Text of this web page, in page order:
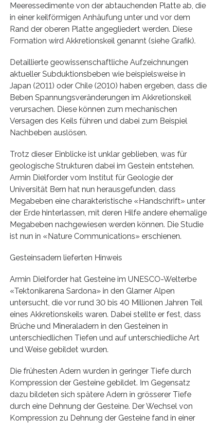
Meeressedimente von der abtauchenden Platte ab, die
in einer keilförmigen Anhäufung unter und vor dem
Rand der oberen Platte angegliedert werden. Diese
Formation wird Akkretionskeil genannt (siehe Grafik).
Detaillierte geowissenschaftliche Aufzeichnungen
aktueller Subduktionsbeben wie beispielsweise in
Japan (2011) oder Chile (2010) haben ergeben, dass die
Beben Spannungsveränderungen im Akkretionskeil
verursachen. Diese können zum mechanischen
Versagen des Keils führen und dabei zum Beispiel
Nachbeben auslösen.
Trotz dieser Einblicke ist unklar geblieben, was für
geologische Strukturen dabei im Gestein entstehen.
Armin Dielforder vom Institut für Geologie der
Universität Bern hat nun herausgefunden, dass
Megabeben eine charakteristische «Handschrift» unter
der Erde hinterlassen, mit deren Hilfe andere ehemalige
Megabeben nachgewiesen werden können. Die Studie
ist nun in «Nature Communications» erschienen.
Gesteinsadern lieferten Hinweis
Armin Dielforder hat Gesteine im UNESCO-Welterbe
«Tektonikarena Sardona» in den Glarner Alpen
untersucht, die vor rund 30 bis 40 Millionen Jahren Teil
eines Akkretionskeils waren. Dabei stellte er fest, dass
Brüche und Mineraladern in den Gesteinen in
unterschiedlichen Tiefen und auf unterschiedliche Art
und Weise gebildet wurden.
Die frühesten Adern wurden in geringer Tiefe durch
Kompression der Gesteine gebildet. Im Gegensatz
dazu bildeten sich spätere Adern in grösserer Tiefe
durch eine Dehnung der Gesteine. Der Wechsel von
Kompression zu Dehnung der Gesteine fand in einer